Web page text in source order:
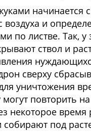
начинается
воздуха и
по листве. Так,
ствол и
сверху
уничтожения
могут повторить
некоторое время
собирают под